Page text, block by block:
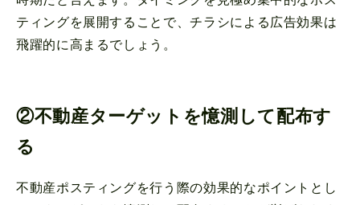
ティングを展開することで、チラシによる広告効果は
飛躍的に高まるでしょう。
②不動産ターゲットを憶測して配布す
る
不動産ポスティングを行う際の効果的なポイントとし